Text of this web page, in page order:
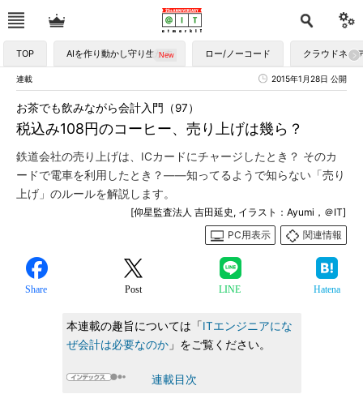
TOP AIを作り動かし守り生かす ロー/ノーコード クラウドネイ
連載 2015年1月28日 公開
税込み108円のコーヒー、売り上げは幾ら？
お茶でも飲みながら会計入門（97）
鉄道会社の売り上げは、ICカードにチャージしたとき？ そのカ
ードで電車を利用したとき？――知ってるようで知らない「売り
上げ」のルールを解説します。
[仰星監査法人 吉田延史, イラスト：Ayumi，＠IT]
PC用表示
関連情報
Share Post LINE Hatena
本連載の趣旨については「ITエンジニアにな
ぜ会計は必要なのか」をご覧ください。
連載目次